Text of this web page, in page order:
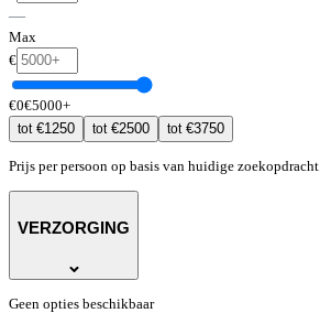
—
Max
€
€0€5000+
tot€1250 tot€2500 tot€3750
Prijs per persoon op basis van huidige zoekopdracht.
VERZORGING
Geen opties beschikbaar